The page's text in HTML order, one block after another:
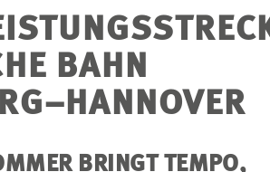
UNTERNEHMEN
IM FOKUS
BAHN
BRINGT TEMPO,